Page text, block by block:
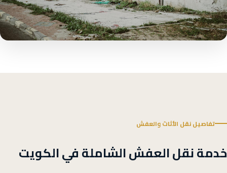
تفاصيل نقل الأثاث والعفش
خدمة نقل العفش الشاملة في الكويت